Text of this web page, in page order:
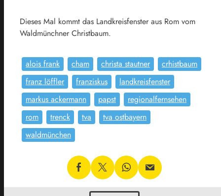
Dieses Mal kommt das Landkreisfenster aus Rom vom
Waldmünchner Christbaum.
alois frank cham christa stautner
crhistbaum
franz löffler
franziskus
landkreisfenster
markus ackermann
papst
regionalfernsehen
rom
trenck tva
tva ostbayern
waldmünchen